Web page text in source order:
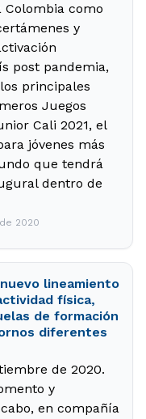
Colombia como
y
post pandemia,
principales
Juegos
Cali 2021, el
jóvenes más
que tendrá
dentro de
2020
lineamiento
física,
de formación
diferentes
de 2020.
y
en compañía